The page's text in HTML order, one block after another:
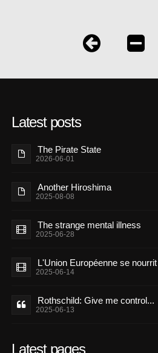
Latest posts
The Pirate State
2026-06-01
Another Hiroshima
2025-08-08
The strange mental illness
2025-06-28
L'Union Européenne se
2025-06-14
Rothschild: Give me control...
2025-06-13
Latest pages